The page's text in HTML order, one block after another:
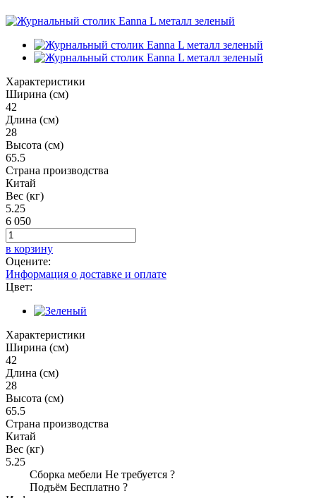
Характеристики
Ширина (см)
42
Длина (см)
28
Высота (см)
65.5
Страна производства
Китай
Вес (кг)
5.25
6 050
в корзину
Оцените:
Информация о доставке и оплате
Цвет:
Характеристики
Ширина (см)
42
Длина (см)
28
Высота (см)
65.5
Страна производства
Китай
Вес (кг)
5.25
Сборка мебели Не требуется ?
Подъём Бесплатно ?